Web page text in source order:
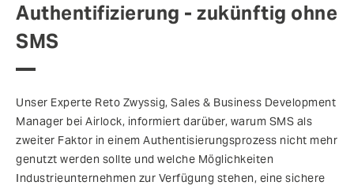
Authentifizierung - zukünftig ohne
SMS
Unser Experte Reto Zwyssig, Sales & Business Development
Manager bei Airlock, informiert darüber, warum SMS als
zweiter Faktor in einem Authentisierungsprozess nicht mehr
genutzt werden sollte und welche Möglichkeiten
Industrieunternehmen zur Verfügung stehen, eine sichere